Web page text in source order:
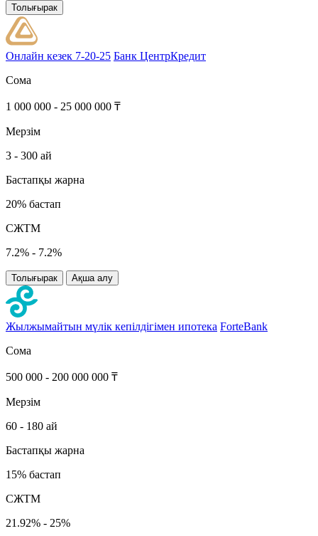
Толығырак
Онлайн кезек 7-20-25 Банк ЦентрКредит
Сома
1 000 000 - 25 000 000 ₸
Мерзім
3 - 300 ай
Бастапқы жарна
20% бастап
СЖТМ
7.2% - 7.2%
Толығырак Ақша алу
Жылжымайтын мүлік кепілдігімен ипотека ForteBank
Сома
500 000 - 200 000 000 ₸
Мерзім
60 - 180 ай
Бастапқы жарна
15% бастап
СЖТМ
21.92% - 25%